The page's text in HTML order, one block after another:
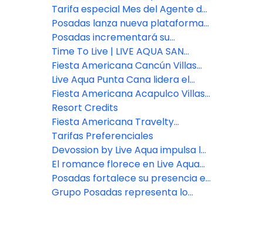
Experiences
de reservas para asesores de
viajes
Tarifa especial Mes del Agente de
Viajes: Fiesta Americana Travelty
Collection
Posadas lanza nueva plataforma
de reservas para asesores de
viajes
Posadas incrementará su
inventario de habitaciones en un
7% este año
Time To Live | LIVE AQUA SAN
MIGUEL DE ALLENDE
Fiesta Americana Cancún Villas
presenta dos nuevas categorías
de Villas Premium en Punta
Cancún
Live Aqua Punta Cana lidera el
bienestar en República
Dominicana
Fiesta Americana Acapulco Villas:
Nuevos espacios para vivir
experiencias inolvidables
Resort Credits
Fiesta Americana Travelty
presenta nuevas marcas y
destinos.
Tarifas Preferenciales
Devossion by Live Aqua impulsa la
expansión de Posadas
El romance florece en Live Aqua
San Miguel de Allende
Posadas fortalece su presencia en
el sureste con la apertura del
Grupo Posadas representa lo